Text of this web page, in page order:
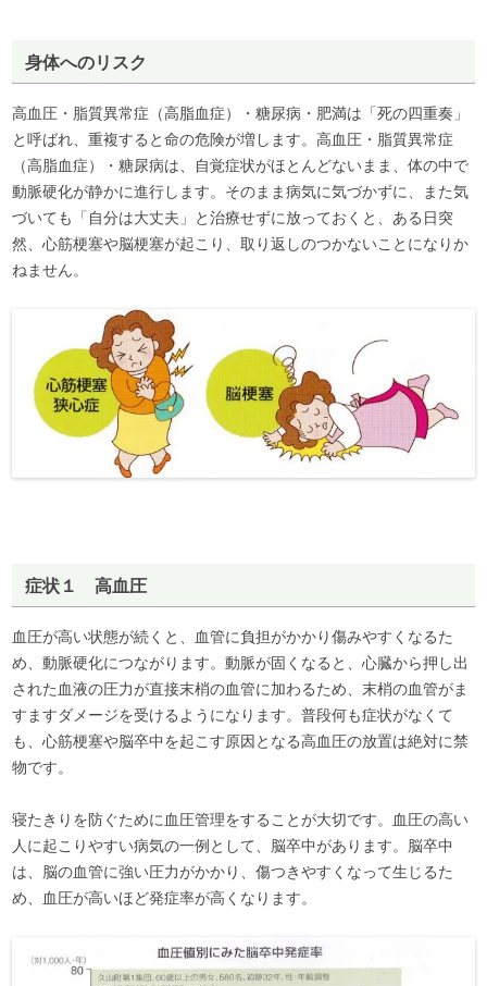
身体へのリスク
高血圧・脂質異常症（高脂血症）・糖尿病・肥満は「死の四重奏」
と呼ばれ、重複すると命の危険が増します。高血圧・脂質異常症
（高脂血症）・糖尿病は、自覚症状がほとんどないまま、体の中で
動脈硬化が静かに進行します。そのまま病気に気づかずに、また気
づいても「自分は大丈夫」と治療せずに放っておくと、ある日突
然、心筋梗塞や脳梗塞が起こり、取り返しのつかないことになりか
ねません。
症状１ 高血圧
血圧が高い状態が続くと、血管に負担がかかり傷みやすくなるた
め、動脈硬化につながります。動脈が固くなると、心臓から押し出
された血液の圧力が直接末梢の血管に加わるため、末梢の血管がま
すますダメージを受けるようになります。普段何も症状がなくて
も、心筋梗塞や脳卒中を起こす原因となる高血圧の放置は絶対に禁
物です。
寝たきりを防ぐために血圧管理をすることが大切です。血圧の高い
人に起こりやすい病気の一例として、脳卒中があります。脳卒中
は、脳の血管に強い圧力がかかり、傷つきやすくなって生じるた
め、血圧が高いほど発症率が高くなります。